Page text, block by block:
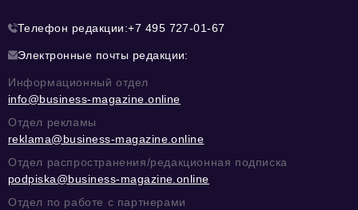
Телефон редакции:+7 495 727-01-67
Электронные почты редакции:
Информационный отдел
info@business-magazine.online
Отдел рекламы
reklama@business-magazine.online
Отдел распространения/редакционная подписка
podpiska@business-magazine.online
Отдел по работе с партнерами